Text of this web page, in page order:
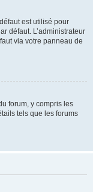
est utilisé pour
défaut. L’administrateur
via votre panneau de
forum, y compris les
tels que les forums